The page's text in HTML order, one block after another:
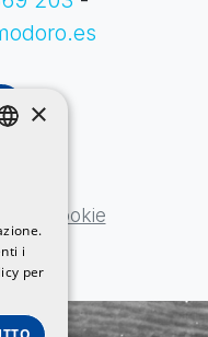
sui cookie
ENGLISH
FRENCH
×
i
per